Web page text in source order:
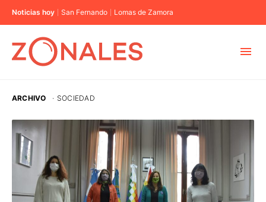
Noticias hoy San Fernando Lomas de Zamora
CABA
BUENOS AIRES
PROVINCIAS
ARCHIVO · SOCIEDAD